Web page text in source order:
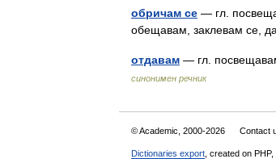
обричам се — гл.
обещавам, заклевам се,
отдавам — гл.
синонимен речник
© Academic, 2000-2026 Contact
Dictionaries export , created on PHP,